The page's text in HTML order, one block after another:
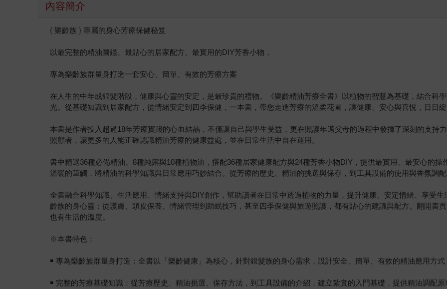
內容簡介
{ 樂齡族 } 專屬的身心芳療保健秘笈
以最完整的精油圖鑑、最貼心的居家配方、最實用的DIY芳香小物，
專為樂齡族群量身打造一套安心、簡單、有效的芳療方案
在人生的中年或銀髮階段，健康與心靈的安定，是最珍貴的禮物。《樂齡精油芳療全書》以植物的智慧為基礎，結合科
光。從基礎知識到居家配方，從情緒安定到四季保健，一本書，帶您走進芳療的溫柔花園，讓健康、安心與喜悅，日日綻
本書是作者投入超過18年芳療實踐的心血結晶，不僅讓自己與學生受益，更在照護年邁父母的過程中發揮了深刻的支持
照顧者，讓更多的人能正確認識精油芳療的健康益處，並在日常生活中自在運用。
書中精選36種必備精油、8種純露與10種植物油，搭配36種居家健康配方與24種芳香小物DIY，提供最實用、最安心的
溫暖的筆觸，將精油的科學知識與日常應用巧妙結合。從芳療的歷史、精油的挑選與保存，到工具設備的使用與香氛調
全書融合科學知識、生活應用、情緒支持與DIY創作，幫助讀者在日常中透過植物的力量，提升健康、安定情緒、享受
齡族的身心靈：從護膚、頭皮保養、情緒管理到助眠技巧，甚至四季保健與旅遊照護，都有貼心的建議與配方。翻開書
也有生活的溫度。
※本書特色：
￭ 專為樂齡族群量身打造：全書以「樂齡健康」為核心，針對銀髮族的身心需求，設計安全、簡單、有效的精油應用方式
￭ 完整的芳療基礎知識：從芳療歷史、精油挑選、保存方法，到工具設備的介紹，建立紮實的入門基礎，提供精油調配